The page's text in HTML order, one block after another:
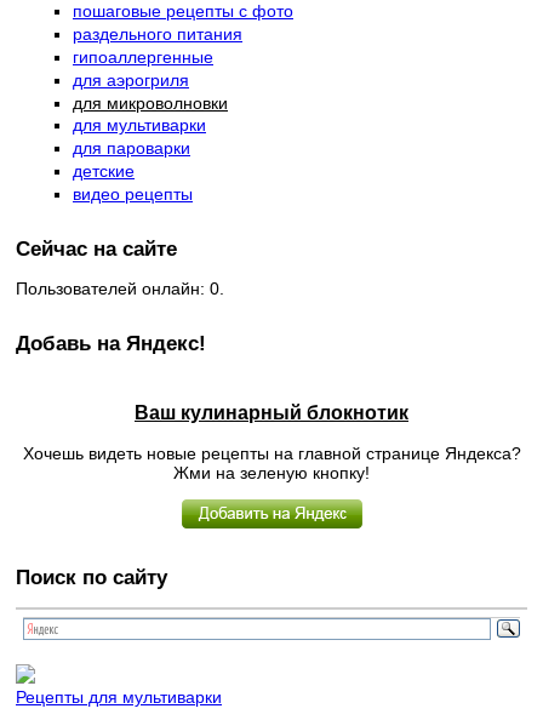
пошаговые рецепты с фото
раздельного питания
гипоаллергенные
для аэрогриля
для микроволновки
для мультиварки
для пароварки
детские
видео рецепты
Сейчас на сайте
Пользователей онлайн: 0.
Добавь на Яндекс!
Ваш кулинарный блокнотик
Хочешь видеть новые рецепты на главной странице Яндекса?
Жми на зеленую кнопку!
Поиск по сайту
Рецепты для мультиварки